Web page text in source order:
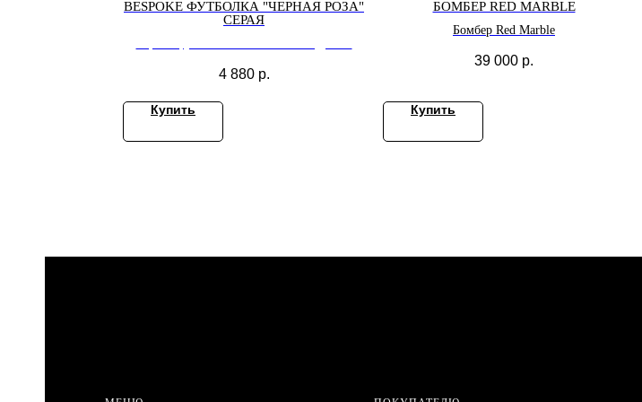
BESPOKE ФУТБОЛКА "ЧЕРНАЯ РОЗА"
СЕРАЯ
4 880 р.
Купить
БОМБЕР RED MARBLE
Бомбер Red Marble
39 000 р.
Купить